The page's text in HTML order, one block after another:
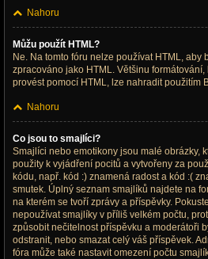
Nahoru
Můžu použít HTML?
Ne. Na tomto fóru nelze používat HTML, aby
zpracováno jako HTML. Většinu formátování,
provést pomocí HTML, lze nahradit použitím
Nahoru
Co jsou to smajlíci?
Smajlíci nebo emotikony jsou malé obrázky,
použity k vyjádření pocitů a vytvořeny za
kódu, např. kód :) znamená radost a kód :(
smutek. Úplný seznam smajlíků najdete na
na kterém se tvoří zprávy a příspěvky.
nepoužívat smajlíky v příliš velkém počtu,
způsobit nečitelnost příspěvku a moderátoři
odstranit, nebo smazat celý váš příspěvek.
fóra může také nastavit omezení počtu